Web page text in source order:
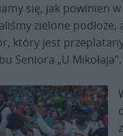
się, jak
zielone
który jest
Seniora „U Mikołaja”.